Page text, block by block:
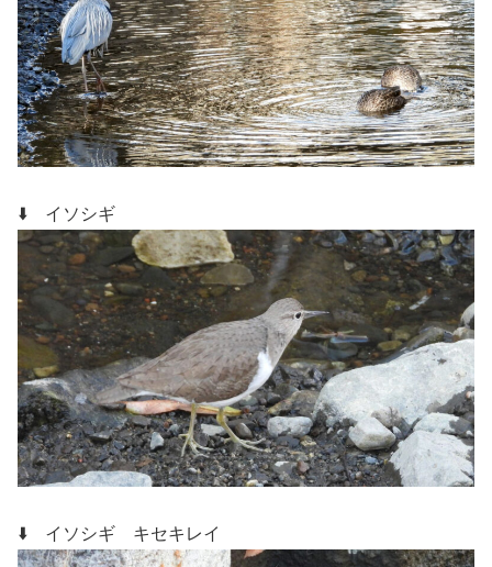
⬇️ イソシギ
⬇️ イソシギ キセキレイ